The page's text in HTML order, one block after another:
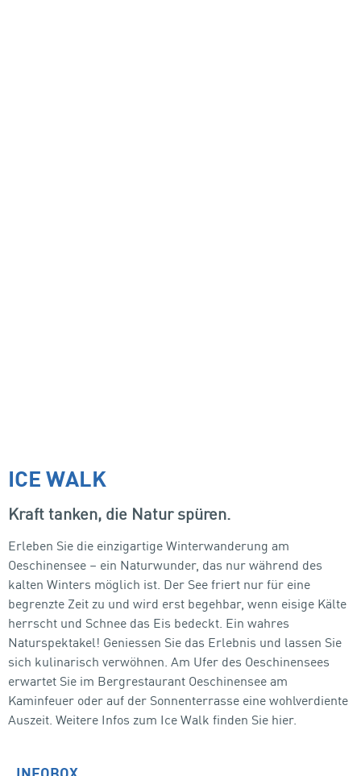
ICE WALK
Kraft tanken, die Natur spüren.
Erleben Sie die einzigartige Winterwanderung am
Oeschinensee – ein Naturwunder, das nur während des
kalten Winters möglich ist. Der See friert nur für eine
begrenzte Zeit zu und wird erst begehbar, wenn eisige Kälte
herrscht und Schnee das Eis bedeckt. Ein wahres
Naturspektakel! Geniessen Sie das Erlebnis und lassen Sie
sich kulinarisch verwöhnen. Am Ufer des Oeschinensees
erwartet Sie im Bergrestaurant Oeschinensee am
Kaminfeuer oder auf der Sonnenterrasse eine wohlverdiente
Auszeit. Weitere Infos zum Ice Walk finden Sie hier.
INFOBOX